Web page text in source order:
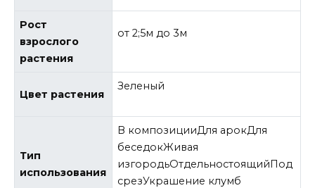
Рост
взрослого
растения
от 2;5м до 3м
Цвет растения
Зеленый
Тип
использования
В композицииДля арокДля
беседокЖивая
изгородьОтдельностоящийПод
срезУкрашение клумб